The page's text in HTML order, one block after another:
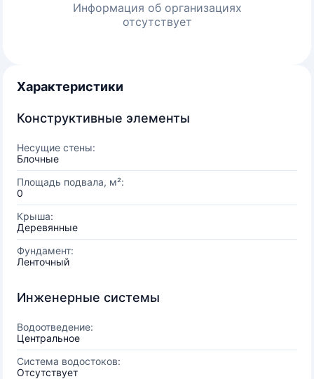
Информация об организациях
отсутствует
Характеристики
Конструктивные элементы
Несущие стены:
Блочные
Площадь подвала, м²:
0
Крыша:
Деревянные
Фундамент:
Ленточный
Инженерные системы
Водоотведение:
Центральное
Система водостоков:
Отсутствует